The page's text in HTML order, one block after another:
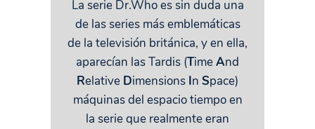
La serie Dr.Who es sin duda una
de las series más emblemáticas
de la televisión británica, y en ella,
aparecían las Tardis (TimeAnd
Relative Dimensions In Space)
máquinas del espacio tiempo en
la serie que realmente eran